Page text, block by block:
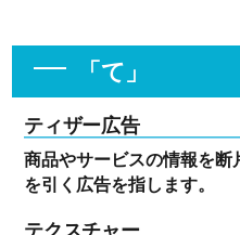
「て」
ティザー広告
商品やサービスの情報を
を引く広告を指します。